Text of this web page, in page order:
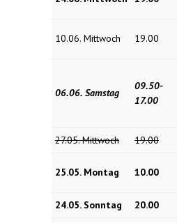
10.06. Mittwoch 19.00
06.06. Samstag
09.50-
17.00
27.05. Mittwoch
19.00
25.05. Montag 10.00
24.05. Sonntag 20.00